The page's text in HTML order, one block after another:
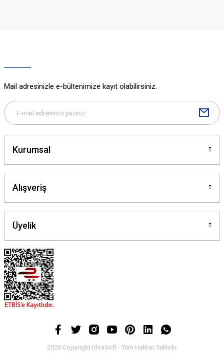
Gönder
Mail adresinizle e-bültenimize kayıt olabilirsiniz.
Kurumsal
Alışveriş
Üyelik
2026 Copyright IdeaSoft - Tüm Hakları Saklıdır.